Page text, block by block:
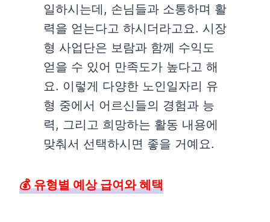
일하시는데, 손님들과 소통하며 활
력을 얻는다고 하시더라고요. 시장
형 사업단은 보람과 함께 수익도
얻을 수 있어 만족도가 높다고 해
요. 이렇게 다양한 노인일자리 유
형 중에서 어르신들의 경험과 능
력, 그리고 희망하는 활동 내용에
맞춰서 선택하시면 좋을 거예요.
💰 유형별 예상 급여와 혜택